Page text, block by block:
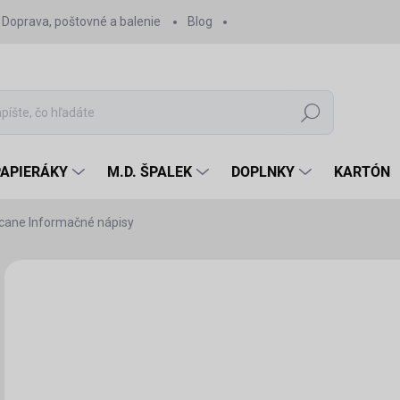
Doprava, poštovné a balenie Blog
Hľadať
M.D. ŠPALEK DOPLNKY KARTÓN
Informačné nápisy